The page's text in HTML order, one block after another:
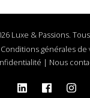
Luxe & Passions.
Conditions générales de
| Nous